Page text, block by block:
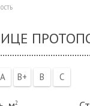
A B+ B C
2